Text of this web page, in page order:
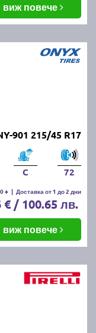
виж повече
901 215/45 R17
C 72
+ | Доставка от 1 до 2 дни
€ / 100.65 лв.
виж повече